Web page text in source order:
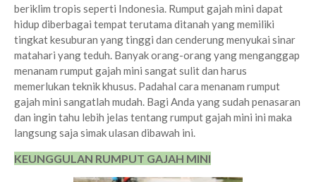
beriklim tropis seperti Indonesia. Rumput gajah mini dapat
hidup diberbagai tempat terutama ditanah yang memiliki
tingkat kesuburan yang tinggi dan cenderung menyukai sinar
matahari yang teduh. Banyak orang-orang yang menganggap
menanam rumput gajah mini sangat sulit dan harus
memerlukan teknik khusus. Padahal cara menanam rumput
gajah mini sangatlah mudah. Bagi Anda yang sudah penasaran
dan ingin tahu lebih jelas tentang rumput gajah mini ini maka
langsung saja simak ulasan dibawah ini.
KEUNGGULAN RUMPUT GAJAH MINI